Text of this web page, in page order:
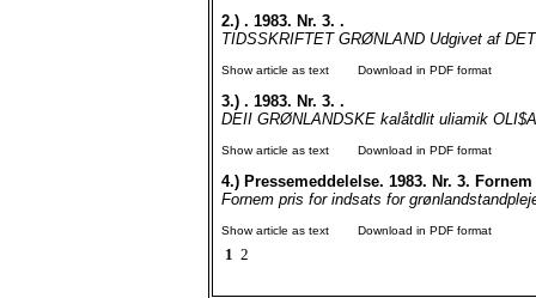
2.) . 1983. Nr. 3. .
TIDSSKRIFTET GRØNLAND Udgivet af
Show article as text Download in PDF format
3.) . 1983. Nr. 3. .
DEII GRØNLANDSKE kalåtdlit uliamik
Show article as text Download in PDF format
4.) Pressemeddelelse. 1983. Nr. 3.
Fornem pris for indsats for
Show article as text Download in PDF format
1 2